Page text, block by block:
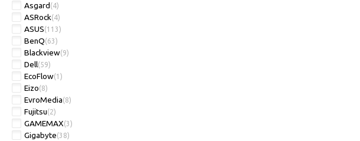
Asgard(4)
ASRock(4)
ASUS(113)
BenQ(63)
Blackview(9)
Dell(59)
EcoFlow(1)
Eizo(8)
EvroMedia(8)
Fujitsu(2)
GAMEMAX(3)
Gigabyte(38)